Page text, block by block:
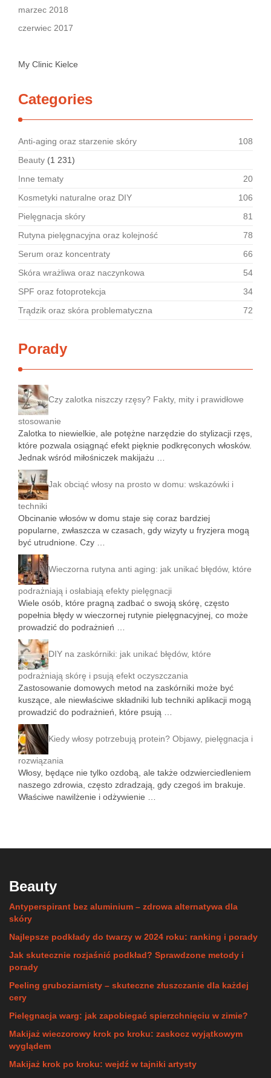
marzec 2018
czerwiec 2017
My Clinic Kielce
Categories
Anti-aging oraz starzenie skóry
108
Beauty (1 231)
Inne tematy
20
Kosmetyki naturalne oraz DIY
106
Pielęgnacja skóry
81
Rutyna pielęgnacyjna oraz kolejność
78
Serum oraz koncentraty
66
Skóra wrażliwa oraz naczynkowa
54
SPF oraz fotoprotekcja
34
Trądzik oraz skóra problematyczna
72
Porady
Czy zalotka niszczy rzęsy? Fakty, mity i prawidłowe
stosowanie
Zalotka to niewielkie, ale potężne narzędzie do stylizacji rzęs,
które pozwala osiągnąć efekt pięknie podkręconych włosków.
Jednak wśród miłośniczek makijażu …
Jak obciąć włosy na prosto w domu: wskazówki i
techniki
Obcinanie włosów w domu staje się coraz bardziej
popularne, zwłaszcza w czasach, gdy wizyty u fryzjera mogą
być utrudnione. Czy …
Wieczorna rutyna anti aging: jak unikać błędów, które
podrażniają i osłabiają efekty pielęgnacji
Wiele osób, które pragną zadbać o swoją skórę, często
popełnia błędy w wieczornej rutynie pielęgnacyjnej, co może
prowadzić do podrażnień …
DIY na zaskórniki: jak unikać błędów, które
podrażniają skórę i psują efekt oczyszczania
Zastosowanie domowych metod na zaskórniki może być
kuszące, ale niewłaściwe składniki lub techniki aplikacji mogą
prowadzić do podrażnień, które psują …
Kiedy włosy potrzebują protein? Objawy, pielęgnacja i
rozwiązania
Włosy, będące nie tylko ozdobą, ale także odzwierciedleniem
naszego zdrowia, często zdradzają, gdy czegoś im brakuje.
Właściwe nawilżenie i odżywienie …
Beauty
Antyperspirant bez aluminium – zdrowa alternatywa dla
skóry
Najlepsze podkłady do twarzy w 2024 roku: ranking i porady
Jak skutecznie rozjaśnić podkład? Sprawdzone metody i
porady
Peeling gruboziarnisty – skuteczne złuszczanie dla każdej
cery
Pielęgnacja warg: jak zapobiegać spierzchnięciu w zimie?
Makijaż wieczorowy krok po kroku: zaskocz wyjątkowym
wyglądem
Makijaż krok po kroku: wejdź w tajniki artysty